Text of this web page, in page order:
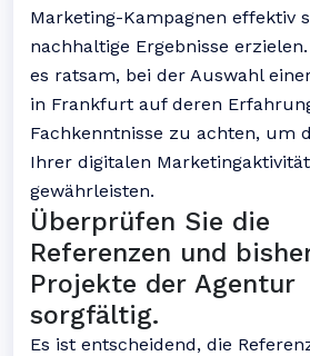
Marketing-Kampagnen effektiv
nachhaltige Ergebnisse
es ratsam, bei der Auswahl
in Frankfurt auf deren
Fachkenntnisse zu achten, um
Ihrer digitalen
gewährleisten.
Überprüfen Sie die
Referenzen und
Projekte der Agentur
sorgfältig.
Es ist entscheidend, die